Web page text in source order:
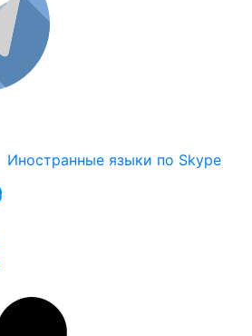
Иностранные языки по Skype